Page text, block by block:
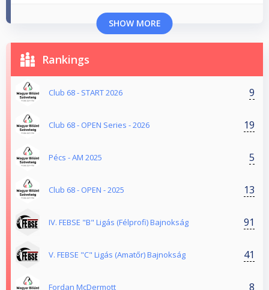
SHOW MORE
Rankings
Club 68 - START 2026 9
Club 68 - OPEN Series - 2026 19
Pécs - AM 2025 5
Club 68 - OPEN - 2025 13
IV. FEBSE "B" Ligás (Félprofi) Bajnokság 91
V. FEBSE "C" Ligás (Amatőr) Bajnokság 41
Fordan McDermott 8